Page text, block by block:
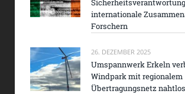
internationale
Forschern
26. DEZEMBER 2025
Umspannwerk Erkeln
Windpark mit regionalem
Übertragungsnetz nahtlos